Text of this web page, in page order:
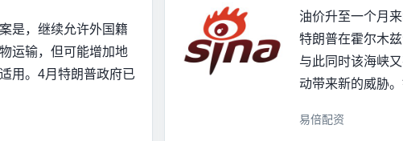
是，继续允许外国籍
运输，但可能增加地
用。4月特朗普政府已
油价升至一个月
特朗普在霍尔木
与此同时该海峡
动带来新的威胁
易倍配资